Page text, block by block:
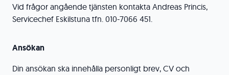
Vid frågor angående tjänsten kontakta Andreas Princis,
Servicechef Eskilstuna tfn. 010-7066 451.
Ansökan
Din ansökan ska innehålla personligt brev, CV och